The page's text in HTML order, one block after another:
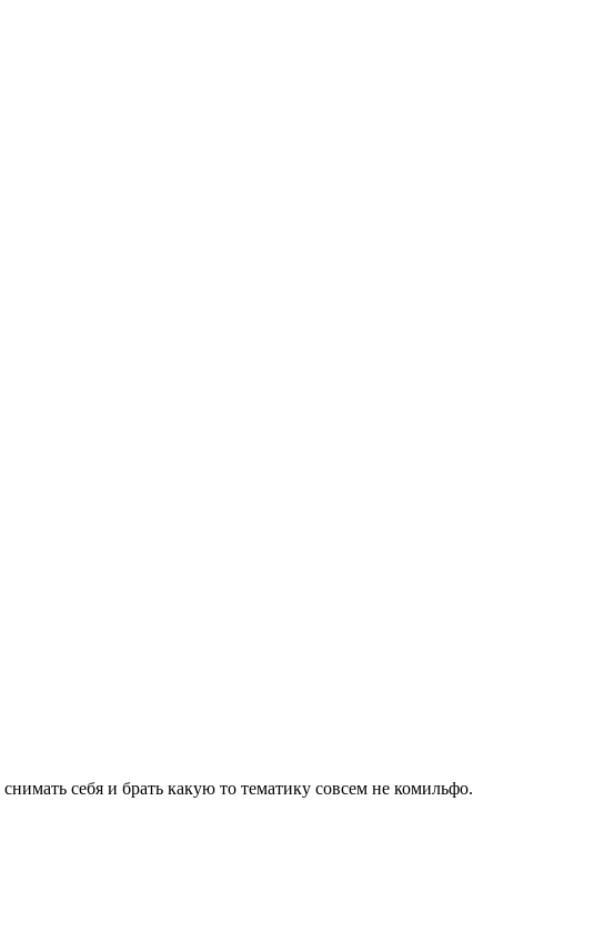
себя и брать какую то тематику совсем не комильфо.